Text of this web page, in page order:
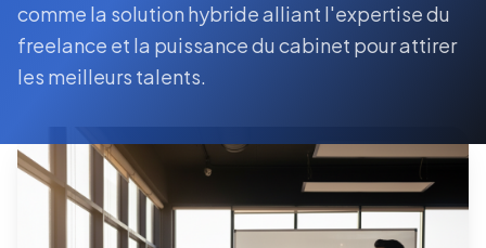
comme la solution hybride alliant l'expertise du
freelance et la puissance du cabinet pour attirer
les meilleurs talents.